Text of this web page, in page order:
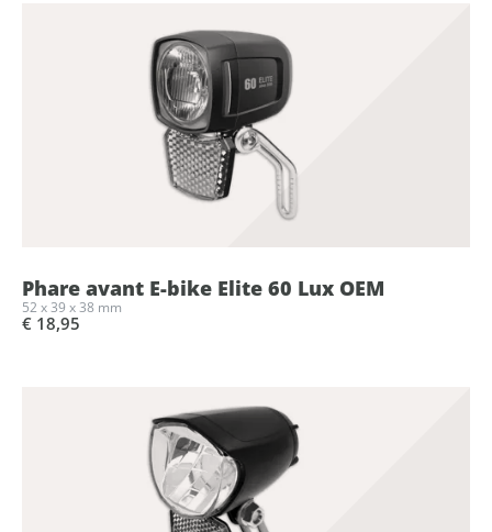
Phare avant E-bike Elite 60 Lux OEM
52 x 39 x 38 mm
€ 18,95